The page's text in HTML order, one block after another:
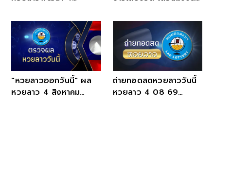
หวยลาววันนี้
"หวยลาวออกวันนี้" ผล
หวยลาว 4 สิงหาคม
ถ่ายทอดสดหวยลาววันนี้
หวยลาว 4 08 69